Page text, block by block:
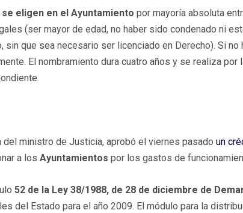
se eligen en el Ayuntamiento por mayoría absoluta
(ser mayor de edad, no haber sido condenado ni
que sea necesario ser licenciado en Derecho). Si no
El nombramiento dura cuatro años y se realiza por
del ministro de Justicia, aprobó el viernes pasado un
a los Ayuntamientos por los gastos de
52 de la Ley 38/1988, de 28 de diciembre de
del Estado para el año 2009. El módulo para la